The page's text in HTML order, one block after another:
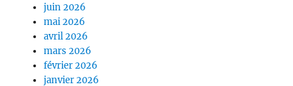
juin 2026
mai 2026
avril 2026
mars 2026
février 2026
janvier 2026